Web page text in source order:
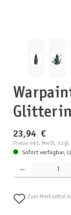
23,94 €
Preise inkl. MwSt.
Sofort verfügbar,
Produkt Anzahl: Gib den
Zum Merkzettel